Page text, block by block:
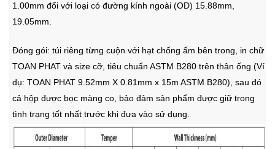
1.00mm đối với loại có đường kính ngoài (OD) 15.88mm,
19.05mm.
Đóng gói: túi riêng từng cuộn với hạt chống ẩm bên trong, in chữ
TOAN PHAT và size cỡ, tiêu chuẩn ASTM B280 trên thân ống (Ví
dụ: TOAN PHAT 9.52mm X 0.81mm x 15m ASTM B280), sau đó
cả hộp được bọc màng co, bảo đảm sản phẩm được giữ trong
tình trạng tốt nhất trước khi đưa vào sử dụng.